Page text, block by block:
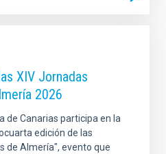
XIV Jornadas
2026
de Canarias participa en la
edición de las
de Almería", evento que